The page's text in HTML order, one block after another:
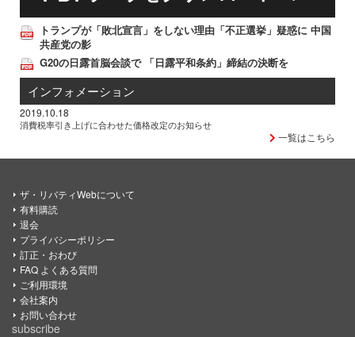
トランプが「敗北宣言」をしない理由「不正選挙」疑惑に 中国
共産党の影
G20の日露首脳会談で 「日露平和条約」締結の決断を
インフォメーション
2019.10.18
消費税率引き上げに合わせた価格改定のお知らせ
一覧はこちら
ザ・リバティWebについて
有料購読
退会
プライバシーポリシー
訂正・おわび
FAQ よくある質問
ご利用環境
会社案内
お問い合わせ
subscribe